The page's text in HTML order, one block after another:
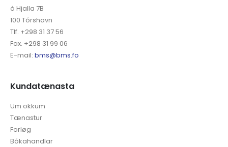
á Hjalla 7B
100 Tórshavn
Tlf. +298 31 37 56
Fax. +298 31 99 06
E-mail: bms@bms.fo
Kundatænasta
Um okkum
Tænastur
Forløg
Bókahandlar